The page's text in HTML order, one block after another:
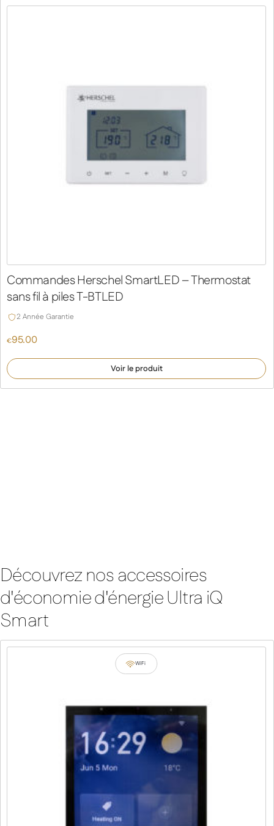
Commandes Herschel SmartLED – Thermostat
sans fil à piles T-BTLED
2 Année Garantie
€95.00
Voir le produit
Découvrez nos accessoires
d'économie d'énergie Ultra iQ
Smart
WiFi